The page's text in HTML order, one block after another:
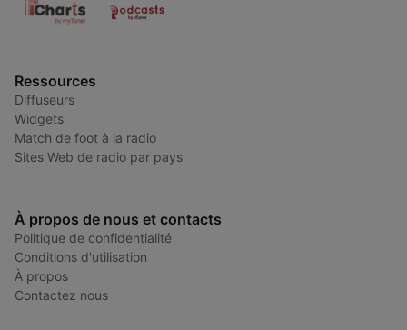
Ressources
Diffuseurs
Widgets
Match de foot à la radio
Sites Web de radio par pays
À propos de nous et contacts
Politique de confidentialité
Conditions d'utilisation
À propos
Contactez nous